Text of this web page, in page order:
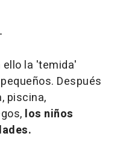
ello la 'temida'
Después
piscina,
los niños